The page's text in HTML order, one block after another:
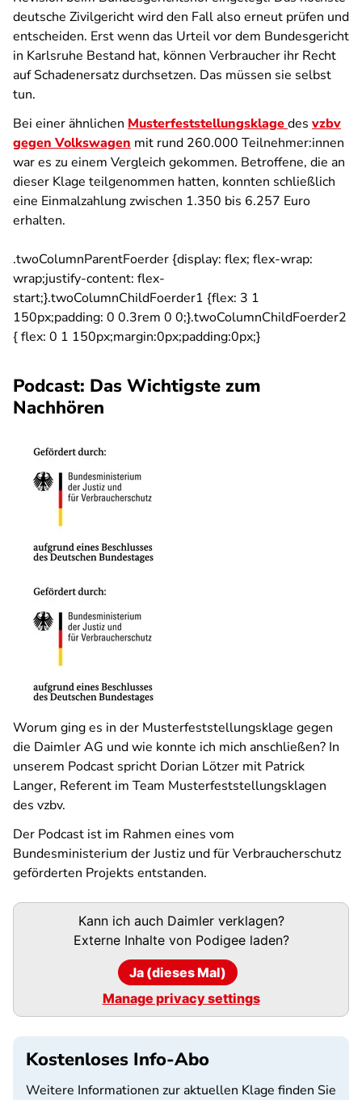
deutsche Zivilgericht wird den Fall also erneut prüfen und
entscheiden. Erst wenn das Urteil vor dem Bundesgericht
in Karlsruhe Bestand hat, können Verbraucher ihr Recht
auf Schadenersatz durchsetzen. Das müssen sie selbst
tun.
Bei einer ähnlichen Musterfeststellungsklagedes vzbv
gegen Volkswagen mit rund 260.000 Teilnehmer:innen
war es zu einem Vergleich gekommen. Betroffene, die an
dieser Klage teilgenommen hatten, konnten schließlich
eine Einmalzahlung zwischen 1.350 bis 6.257 Euro
erhalten.
.twoColumnParentFoerder {display: flex; flex-wrap:
wrap;justify-content: flex-
start;}.twoColumnChildFoerder1 {flex: 3 1
150px;padding: 0 0.3rem 0 0;}.twoColumnChildFoerder2
{ flex: 0 1 150px;margin:0px;padding:0px;}
Podcast: Das Wichtigste zum
Nachhören
Worum ging es in der Musterfeststellungsklage gegen
die Daimler AG und wie konnte ich mich anschließen? In
unserem Podcast spricht Dorian Lötzer mit Patrick
Langer, Referent im Team Musterfeststellungsklagen
des vzbv.
Der Podcast ist im Rahmen eines vom
Bundesministerium der Justiz und für Verbraucherschutz
geförderten Projekts entstanden.
Podigee-
Kann ich auch Daimler verklagen?
Externe Inhalte von Podigeeladen?
Ja (dieses Mal)
Manage privacy settings
Kostenloses Info-Abo
Weitere Informationen zur aktuellen Klage finden Sie